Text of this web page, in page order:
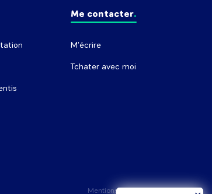
Me contacter
M'écrire
Tchater avec moi
Mentions légales Crédits